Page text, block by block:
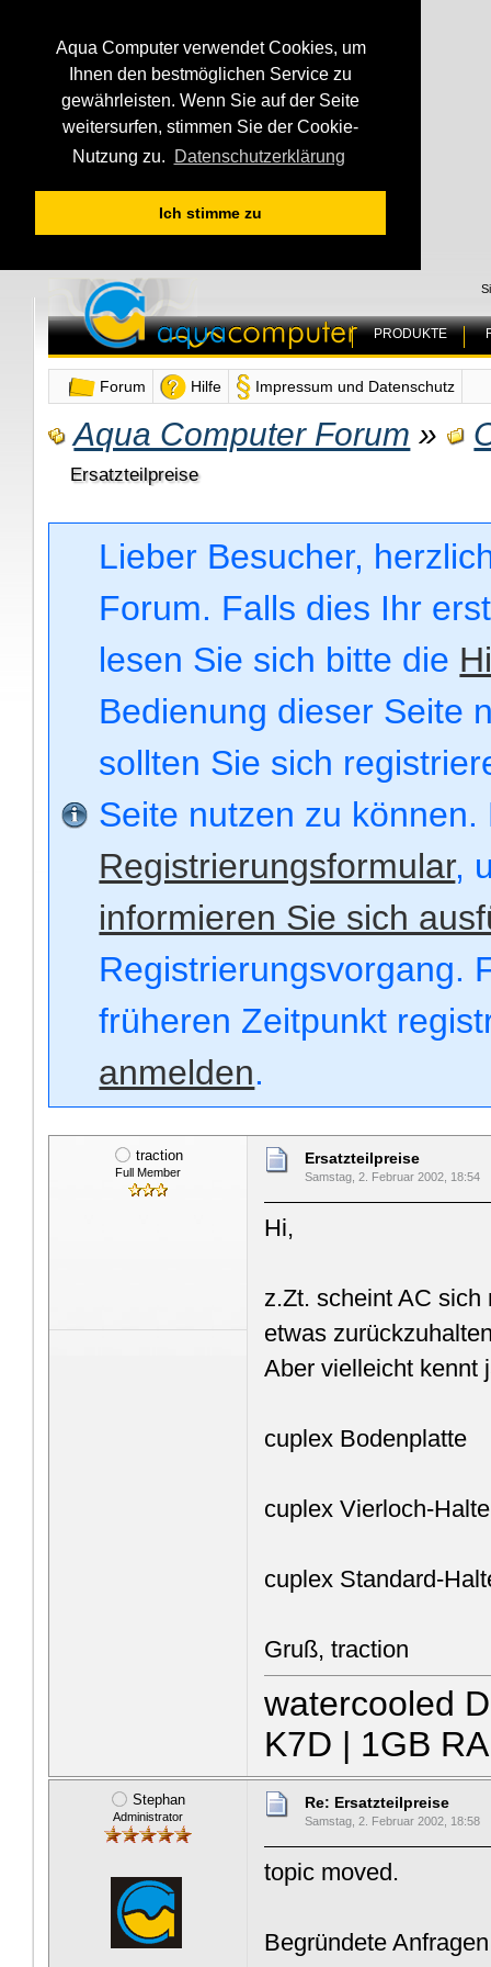
Aqua Computer verwendet Cookies, um
Ihnen den bestmöglichen Service zu
gewährleisten. Wenn Sie auf der Seite
weitersurfen, stimmen Sie der Cookie-
Nutzung zu.
Datenschutzerklärung
Ich stimme zu
PRODUKTE
Forum Hilfe Impressum und Datenschutz
Aqua Computer Forum »
Ersatzteilpreise
Lieber Besucher,
Forum. Falls dies Ihr
lesen Sie sich bitte die
Bedienung dieser Seite
sollten Sie sich
Seite nutzen zu
Registrierungsformular,
informieren Sie sich
Registrierungsvorgang.
früheren Zeitpunkt
anmelden.
traction
Full Member
Ersatzteilpreise
Samstag, 2. Februar 2002, 18:54
Hi,
z.Zt. scheint AC
etwas
Aber vielleicht kennt
cuplex Bodenplatte
cuplex Vierloch-
cuplex Standard-
Gruß, traction
watercooled
K7D | 1GB
Stephan
Administrator
Re: Ersatzteilpreise
Samstag, 2. Februar 2002, 18:58
topic moved.
Begründete